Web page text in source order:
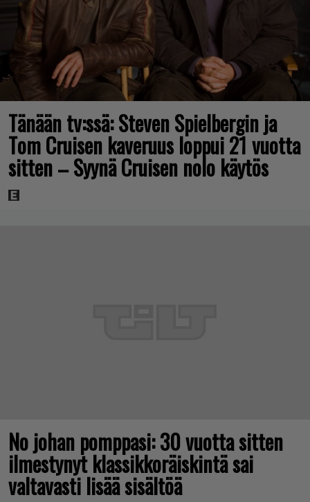
Tänään tv:ssä: Steven Spielbergin ja
Tom Cruisen kaveruus loppui 21 vuotta
sitten – Syynä Cruisen nolo käytös
No johan pomppasi: 30 vuotta sitten
ilmestynyt klassikkoräiskintä sai
valtavasti lisää sisältöä